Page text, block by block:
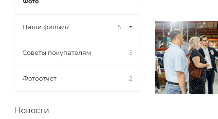
Наши фильмы 5
Советы покупателям 3
Фотоотчет 2
Новости